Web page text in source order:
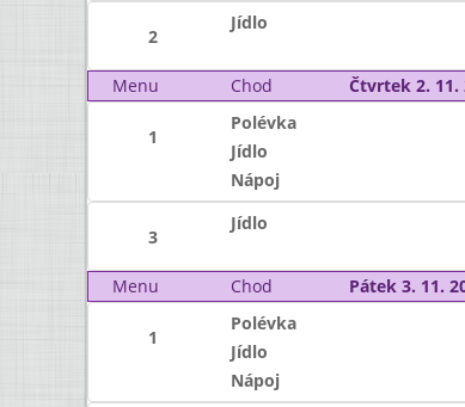
2
Jídlo
Menu Chod Čtvrtek 2. 11.
1
Polévka
Jídlo
Nápoj
3
Jídlo
Menu Chod Pátek 3. 11.
1
Polévka
Jídlo
Nápoj